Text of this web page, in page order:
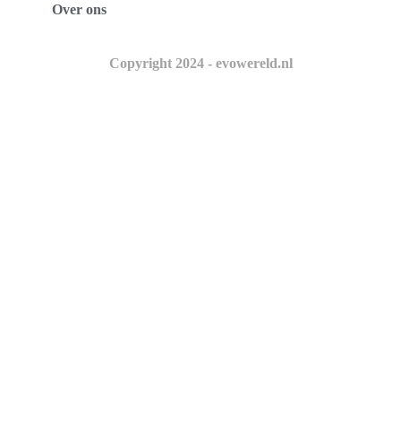
Over ons
Copyright 2024 - evowereld.nl